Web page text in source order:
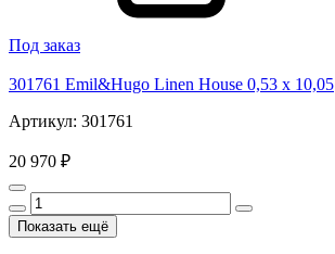
Под заказ
301761 Emil&Hugo Linen House 0,53 x 10,05
Артикул: 301761
20 970 ₽
Показать ещё